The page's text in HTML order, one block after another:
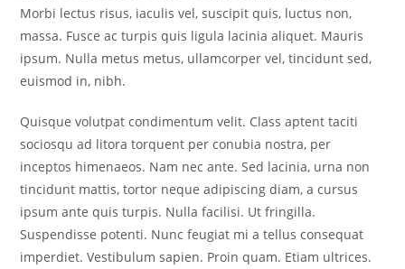
Morbi lectus risus, iaculis vel, suscipit quis, luctus non,
massa. Fusce ac turpis quis ligula lacinia aliquet. Mauris
ipsum. Nulla metus metus, ullamcorper vel, tincidunt sed,
euismod in, nibh.
Quisque volutpat condimentum velit. Class aptent taciti
sociosqu ad litora torquent per conubia nostra, per
inceptos himenaeos. Nam nec ante. Sed lacinia, urna non
tincidunt mattis, tortor neque adipiscing diam, a cursus
ipsum ante quis turpis. Nulla facilisi. Ut fringilla.
Suspendisse potenti. Nunc feugiat mi a tellus consequat
imperdiet. Vestibulum sapien. Proin quam. Etiam ultrices.